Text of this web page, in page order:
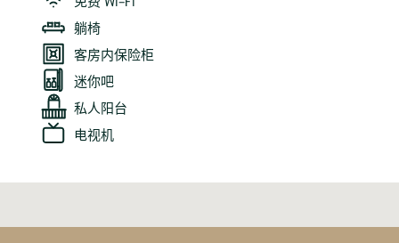
躺椅
客房内保险柜
迷你吧
私人阳台
电视机